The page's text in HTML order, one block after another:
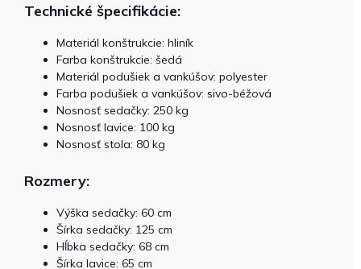
Technické špecifikácie:
Materiál konštrukcie: hliník
Farba konštrukcie: šedá
Materiál podušiek a vankúšov: polyester
Farba podušiek a vankúšov: sivo-béžová
Nosnosť sedačky: 250 kg
Nosnosť lavice: 100 kg
Nosnosť stola: 80 kg
Rozmery:
Výška sedačky: 60 cm
Šírka sedačky: 125 cm
Hĺbka sedačky: 68 cm
Šírka lavice: 65 cm